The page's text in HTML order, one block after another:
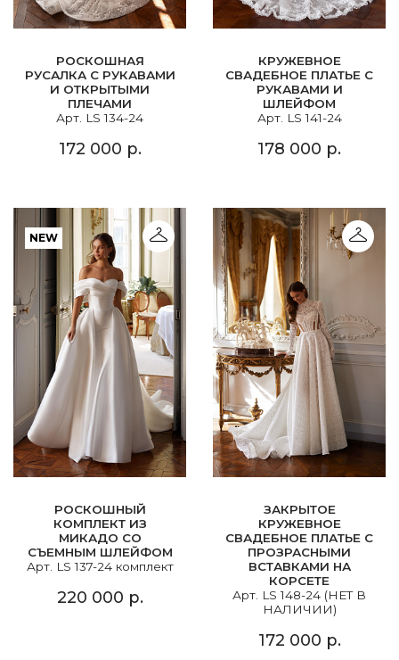
РОСКОШНАЯ
РУСАЛКА С РУКАВАМИ
И ОТКРЫТЫМИ
ПЛЕЧАМИ
Арт. LS 134-24
172 000 р.
КРУЖЕВНОЕ
СВАДЕБНОЕ ПЛАТЬЕ С
РУКАВАМИ И
ШЛЕЙФОМ
Арт. LS 141-24
178 000 р.
NEW
РОСКОШНЫЙ
КОМПЛЕКТ ИЗ
МИКАДО СО
СЪЕМНЫМ ШЛЕЙФОМ
Арт. LS 137-24 комплект
220 000 р.
ЗАКРЫТОЕ
КРУЖЕВНОЕ
СВАДЕБНОЕ ПЛАТЬЕ С
ПРОЗРАСНЫМИ
ВСТАВКАМИ НА
КОРСЕТЕ
Арт. LS 148-24 (НЕТ В
НАЛИЧИИ)
172 000 р.